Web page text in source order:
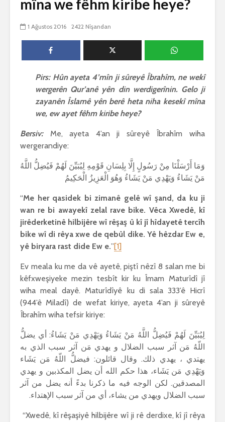
mîna we fêhm kiribe heye?
1 Ağustos 2016 2422 Nîşandan
Pirs: Hûn ayeta 4’mîn ji sûreyê Îbrahîm, ne wekî
wergerên Qur’anê yên din werdigerînin. Gelo ji
zayanên Îslamê yên berê heta niha kesekî mîna
we, ew ayet fêhm kiribe heye?
Bersiv:Me, ayeta 4’an ji sûreyê Îbrahîm wiha
wergerandiye:
وَمَا أَرْسَلْنَا مِنْ رَسُولٍ إِلَّا بِلِسَانِ قَوْمِهِ لِيُبَيِّنَ لَهُمْ فَيُضِلُّ اللَّهُ
مَنْ يَشَاءُ وَيَهْدِي مَنْ يَشَاءُ وَهُوَ الْعَزِيزُ الْحَكِيمُ
“Me her qasidek bi zimanê gelê wî şand, da ku ji
wan re bi awayekî zelal rave bike. Vêca Xwedê, kî
jirêderketinê hilbijêre wî rêşaş û kî jî hîdayetê tercîh
bike wî di rêya xwe de qebûl dike. Yê hêzdar Ew e,
yê biryara rast dide Ew e.”[1]
Ev meala ku me da vê ayetê, piştî nêzî 8 salan me bi
kêfxweşiyeke mezin tesbît kir ku Îmam Maturîdî jî
wiha meal dayê. Maturîdîyê ku di sala 333’ê Hicrî
(944’ê Miladî) de wefat kiriye, ayeta 4’an ji sûreyê
Îbrahîm wiha tefsir kiriye:
لِيُبَيِّنَ لَهُمْ فَيُضِلُّ اللَّهُ مَنْ يَشَاءُ وَيَهْدِي مَنْ يَشَاءُ: أي يضلُّ
اللّهُ مَن آثر سبب الضلال و يهدي مَن آثر سبب الذي به
يهتدي ، يهدي ذلك. وقال قائلون: فيضلُّ اللّهُ مَن يَشَاء
وَيَهْدِي مَن يَشَاء، هذا حكم الله أن يضل المكذبين و يهدي
المصدقين. لكن الوجه فيه ما ذكرنا بدءً أنه يضل من آثر
سبب الضلال ويهدي من يشاء، أي من آثر سبب الإهتداء.
“Xwedê, kî rêşaşiyê hilbijêre wî ji rê derdixe, kî jî rêya
2544 Nîşandan
Him kişandina
cigareyê him jî
xwarinên birûn ji bo
tendirustiya
Gelo hukmê li ser
her duyan wek hev
e?
27 Ekim 2021
teqez
bike û
çêbike?
3 Kasım